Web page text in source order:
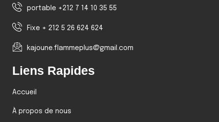
portable +212 7 14 10 35 55
Fixe + 212 5 26 624 624
kajoune.flammeplus@gmail.com
Liens Rapides
Accueil
À propos de nous